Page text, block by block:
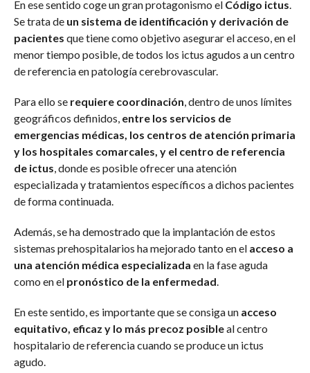
En ese sentido coge un gran protagonismo el Código ictus
Se trata de un sistema de identificación y derivación de
pacientes que tiene como objetivo asegurar el acceso, en el
menor tiempo posible, de todos los ictus agudos a un centro
de referencia en patología cerebrovascular.
Para ello se requiere coordinación , dentro de unos límites
geográficos definidos, entre los servicios de
emergencias médicas, los centros de atención primaria
y los hospitales comarcales, y el centro de referencia
de ictus , donde es posible ofrecer una atención
especializada y tratamientos específicos a dichos pacientes
de forma continuada.
Además, se ha demostrado que la implantación de estos
sistemas prehospitalarios ha mejorado tanto en el acceso a
una atención médica especializada en la fase aguda
como en el pronóstico de la enfermedad
En este sentido, es importante que se consiga un acceso
equitativo, eficaz y lo más precoz posibleal centro
hospitalario de referencia cuando se produce un ictus
agudo.